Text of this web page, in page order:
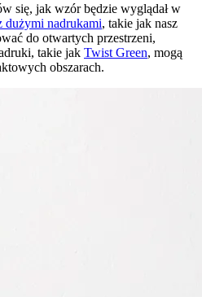
się, jak wzór będzie wyglądał w
dużymi nadrukami, takie jak nasz
do otwartych przestrzeni,
takie jak Twist Green, mogą
obszarach.